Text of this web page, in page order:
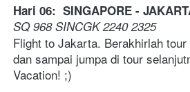
Hari 06:  SINGAPORE -
SQ 968 SINCGK 2240 2325
Flight to Jakarta. Berakhirlah
dan sampai jumpa di tour
Vacation! ;)